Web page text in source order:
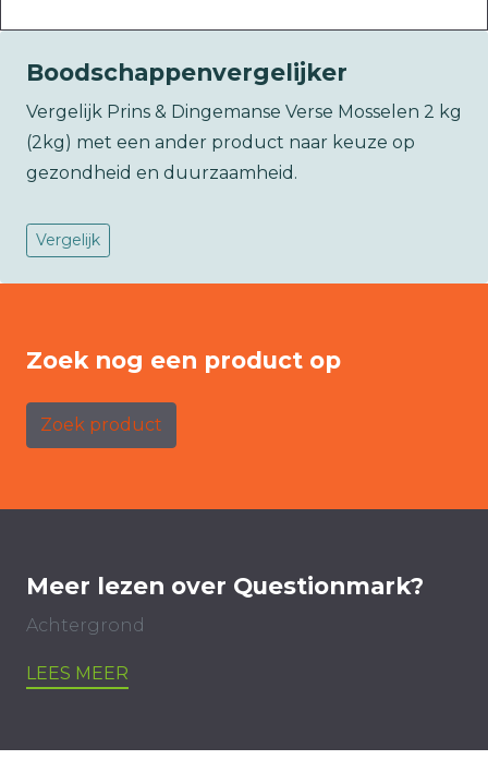
Boodschappenvergelijker
Vergelijk Prins & Dingemanse Verse Mosselen 2 kg
(2kg) met een ander product naar keuze op
gezondheid en duurzaamheid.
Vergelijk
Zoek nog een product op
Zoek product
Meer lezen over Questionmark?
Achtergrond
LEES MEER